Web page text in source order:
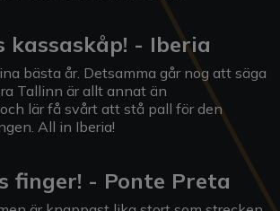
kassaskåp! - Iberia
bästa år. Detsamma går nog att säga
Tallinn är allt annat än
lär få svårt att stå pall för den
All in Iberia!
finger! - Ponte Preta